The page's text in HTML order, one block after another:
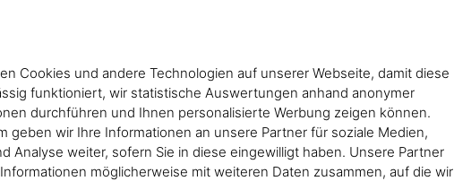
Cookies und andere Technologien auf unserer Webseite, damit diese
funktioniert, wir statistische Auswertungen anhand anonymer
durchführen und Ihnen personalisierte Werbung zeigen können.
geben wir Ihre Informationen an unsere Partner für soziale Medien,
Analyse weiter, sofern Sie in diese eingewilligt haben. Unsere Partner
möglicherweise mit weiteren Daten zusammen, auf die wir